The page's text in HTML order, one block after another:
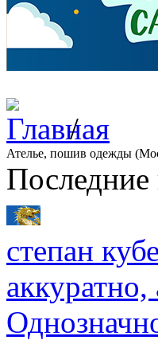
/
Ателье, пошив одежды
степан